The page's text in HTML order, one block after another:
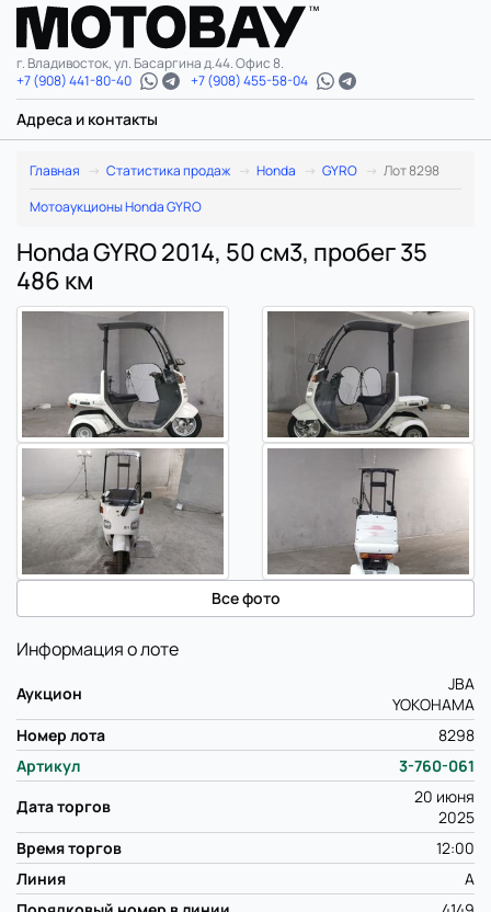
г. Владивосток, ул. Басаргина д.44. Офис 8.
+7 (908) 441-80-40
+7 (908) 455-58-04
Адреса и контакты
Главная Статистика продаж Honda GYRO
Лот 8298
Мотоаукционы Honda GYRO
Honda GYRO 2014, 50 см3, пробег 35
486 км
Все фото
Информация о лоте
Аукцион
JBA
YOKOHAMA
Номер лота
8298
Артикул
3-760-061
Дата торгов
20 июня
2025
Время торгов
12:00
Линия
A